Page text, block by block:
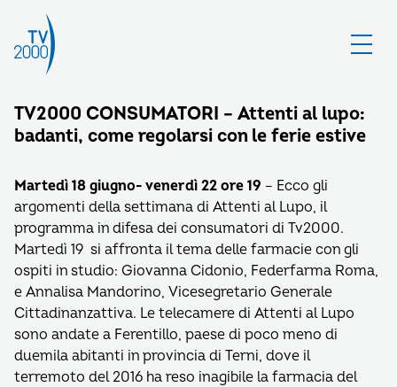
TV2000 CONSUMATORI – Attenti al lupo:
badanti, come regolarsi con le ferie estive
Martedì 18 giugno- venerdì 22 ore 19 – Ecco gli
argomenti della settimana di Attenti al Lupo, il
programma in difesa dei consumatori di Tv2000.
Martedì 19 si affronta il tema delle farmacie con gli
ospiti in studio: Giovanna Cidonio, Federfarma Roma,
e Annalisa Mandorino, Vicesegretario Generale
Cittadinanzattiva. Le telecamere di Attenti al Lupo
sono andate a Ferentillo, paese di poco meno di
duemila abitanti in provincia di Terni, dove il
terremoto del 2016 ha reso inagibile la farmacia del